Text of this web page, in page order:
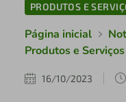
PRODUTOS E
Página inicial
Produtos e Serviços
16/10/2023